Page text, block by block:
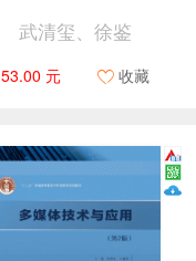
武清玺、徐鉴
53.00 元 收藏